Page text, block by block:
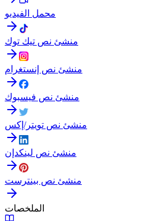
محمل الفيديو
منشئ نص تيك توك
منشئ نص إنستغرام
منشئ نص فيسبوك
منشئ نص تويتر/إكس
منشئ نص لينكدإن
منشئ نص بينترست
الملخصات